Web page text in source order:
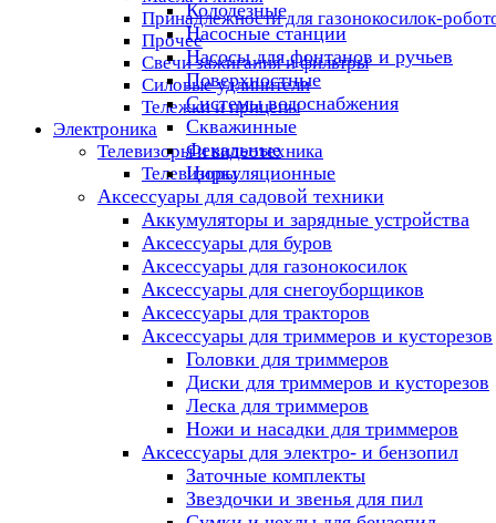
Принадлежности для газонокосилок-
Прочее
Свечи зажигания и фильтры
Силовые удлинители
Тележки и прицепы
Электроника
Телевизоры и видеотехника
Телевизоры
Колодезные
Насосные станции
Насосы для фонтанов и ручьев
Поверхностные
Системы водоснабжения
Скважинные
Фекальные
Циркуляционные
Аксессуары для садовой техники
Аккумуляторы и зарядные устройства
Аксессуары для буров
Аксессуары для газонокосилок
Аксессуары для снегоуборщиков
Аксессуары для тракторов
Аксессуары для триммеров и кусторезов
Головки для триммеров
Диски для триммеров и кусторезов
Леска для триммеров
Ножи и насадки для триммеров
Аксессуары для электро- и бензопил
Заточные комплекты
Звездочки и звенья для пил